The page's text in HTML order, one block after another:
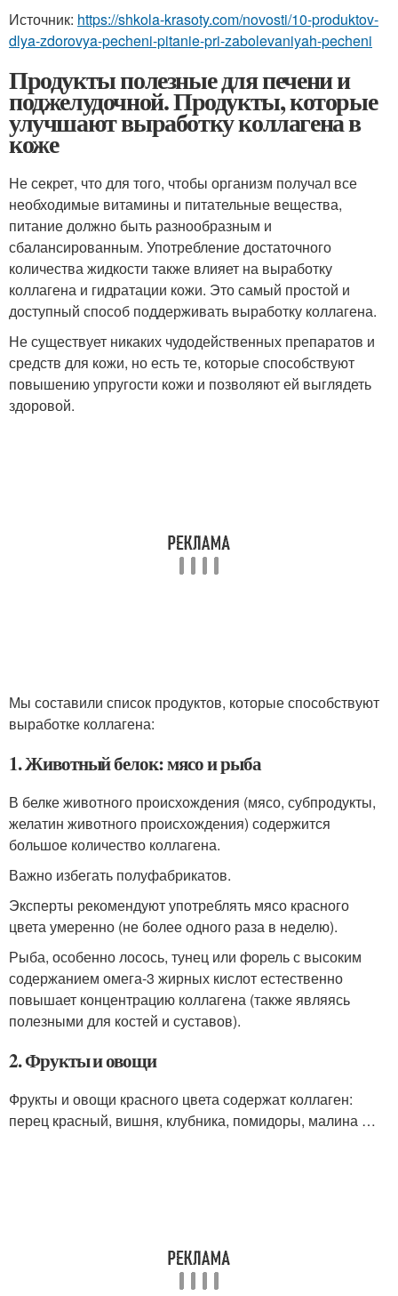
Источник: https://shkola-krasoty.com/novosti/10-produktov-
dlya-zdorovya-pecheni-pitanie-pri-zabolevaniyah-pecheni
Продукты полезные для печени и
поджелудочной. Продукты, которые
улучшают выработку коллагена в
коже
Не секрет, что для того, чтобы организм получал все
необходимые витамины и питательные вещества,
питание должно быть разнообразным и
сбалансированным. Употребление достаточного
количества жидкости также влияет на выработку
коллагена и гидратации кожи. Это самый простой и
доступный способ поддерживать выработку коллагена.
Не существует никаких чудодейственных препаратов и
средств для кожи, но есть те, которые способствуют
повышению упругости кожи и позволяют ей выглядеть
здоровой.
Мы составили список продуктов, которые способствуют
выработке коллагена:
1. Животный белок: мясо и рыба
В белке животного происхождения (мясо, субпродукты,
желатин животного происхождения) содержится
большое количество коллагена.
Важно избегать полуфабрикатов.
Эксперты рекомендуют употреблять мясо красного
цвета умеренно (не более одного раза в неделю).
Рыба, особенно лосось, тунец или форель с высоким
содержанием омега-3 жирных кислот естественно
повышает концентрацию коллагена (также являясь
полезными для костей и суставов).
2. Фрукты и овощи
Фрукты и овощи красного цвета содержат коллаген:
перец красный, вишня, клубника, помидоры, малина …